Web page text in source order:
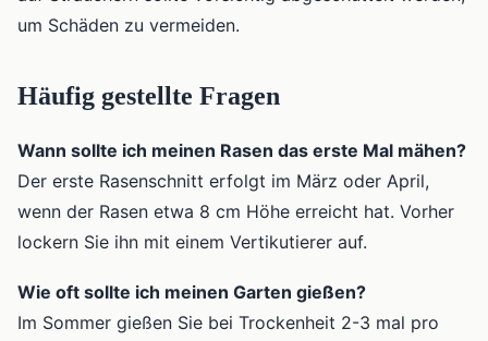
um Schäden zu vermeiden.
Häufig gestellte Fragen
Wann sollte ich meinen Rasen das erste Mal mähen?
Der erste Rasenschnitt erfolgt im März oder April,
wenn der Rasen etwa 8 cm Höhe erreicht hat. Vorher
lockern Sie ihn mit einem Vertikutierer auf.
Wie oft sollte ich meinen Garten gießen?
Im Sommer gießen Sie bei Trockenheit 2-3 mal pro